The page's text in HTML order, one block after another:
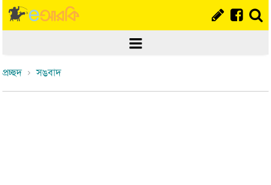
প্রচ্ছদ সঙবাদ